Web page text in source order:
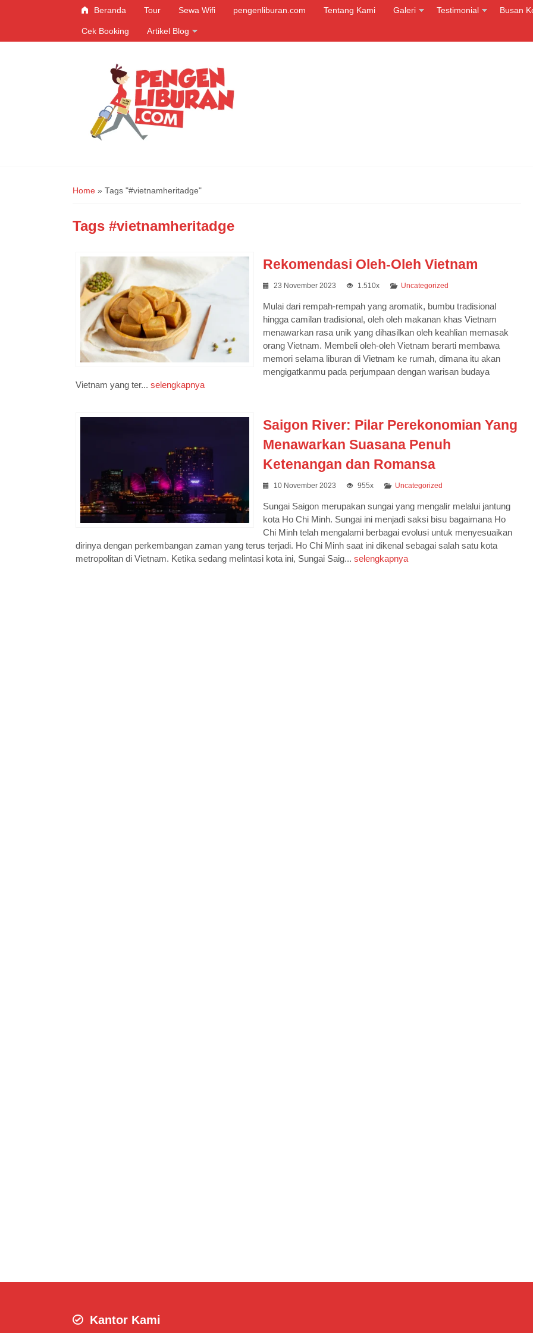
Beranda Tour Sewa Wifi pengenliburan.com Tentang Kami Galeri Testimonial Busan
Cek Booking Artikel Blog
Home » Tags "#vietnamheritadge"
Tags #vietnamheritadge
Rekomendasi Oleh-Oleh Vietnam
23 November 2023 1.510x Uncategorized
Mulai dari rempah-rempah yang aromatik, bumbu tradisional
hingga camilan tradisional, oleh oleh makanan khas Vietnam
menawarkan rasa unik yang dihasilkan oleh keahlian memasak
orang Vietnam. Membeli oleh-oleh Vietnam berarti membawa
memori selama liburan di Vietnam ke rumah, dimana itu akan
mengigatkanmu pada perjumpaan dengan warisan budaya
Vietnam yang ter... selengkapnya
Saigon River: Pilar Perekonomian Yang
Menawarkan Suasana Penuh
Ketenangan dan Romansa
10 November 2023 955x Uncategorized
Sungai Saigon merupakan sungai yang mengalir melalui jantung
kota Ho Chi Minh. Sungai ini menjadi saksi bisu bagaimana Ho
Chi Minh telah mengalami berbagai evolusi untuk menyesuaikan
dirinya dengan perkembangan zaman yang terus terjadi. Ho Chi Minh saat ini dikenal sebagai salah satu kota
metropolitan di Vietnam. Ketika sedang melintasi kota ini, Sungai Saig... selengkapnya
7N10D Best of Turkey
Turki
Rp 16.150.000
Kantor Kami